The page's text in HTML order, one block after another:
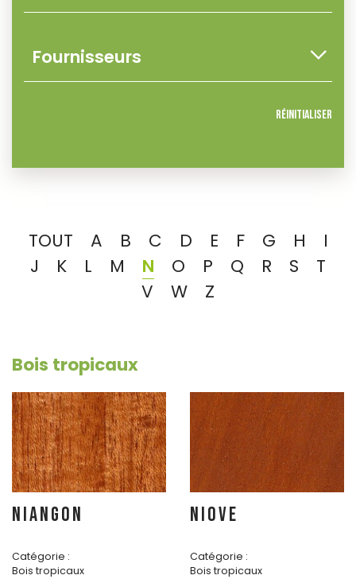
Réinitialiser
TOUT A B C D E F G H
I
J
K L M N O P Q R S
T
V
W Z
Bois tropicaux
NIANGON
Catégorie :
Bois tropicaux
NIOVE
Catégorie :
Bois tropicaux